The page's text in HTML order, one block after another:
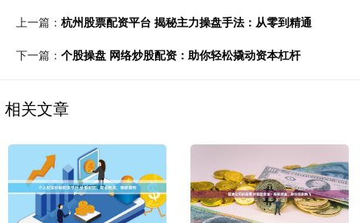
上一篇： 杭州股票配资平台 揭秘主力操盘手法：从零到精通
下一篇： 个股操盘 网络炒股配资：助你轻松撬动资本杠杆
相关文章